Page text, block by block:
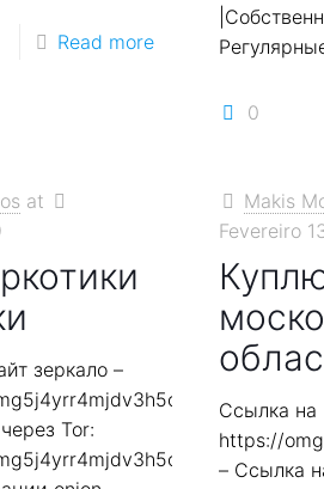
Read more
0
at
зеркало –
Tor:
Makis
Fevereiro
Ссылка на
https://
– Ссылка